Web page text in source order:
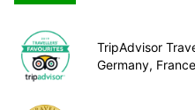
TripAdvisor
Germany,